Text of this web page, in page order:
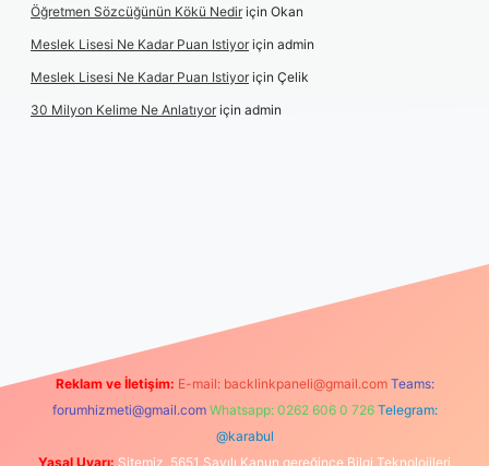
Öğretmen Sözcüğünün Kökü Nediriçin Okan
Meslek Lisesi Ne Kadar Puan Istiyoriçin admin
Meslek Lisesi Ne Kadar Puan Istiyoriçin Çelik
30 Milyon Kelime Ne Anlatıyoriçin admin
Reklam ve İletişim: E-mail: backlinkpaneli@gmail.com Teams:
forumhizmeti@gmail.com Whatsapp: 0262 606 0 726 Telegram:
@karabul
Yasal Uyarı: Sitemiz, 5651 Sayılı Kanun gereğince Bilgi Teknolojileri